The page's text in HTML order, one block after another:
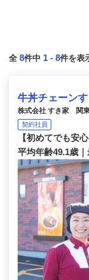
全 8件中 1 - 8件を表
牛丼チェーン
株式会社 すき家 関
契約社員
【初めてでも安
平均年齢49.1歳